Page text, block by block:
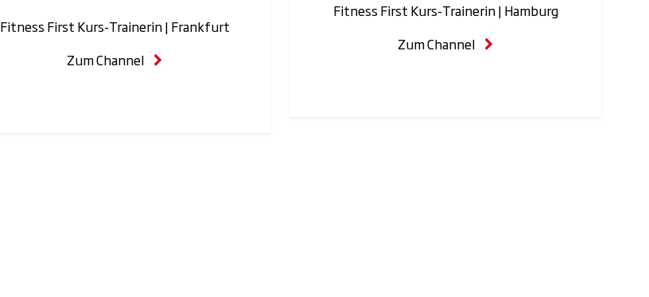
Zum Channel
Fitness First Kurs-Trainerin | Frankfurt
Zum Channel
Fitness First Kurs-Trainerin | Hamburg